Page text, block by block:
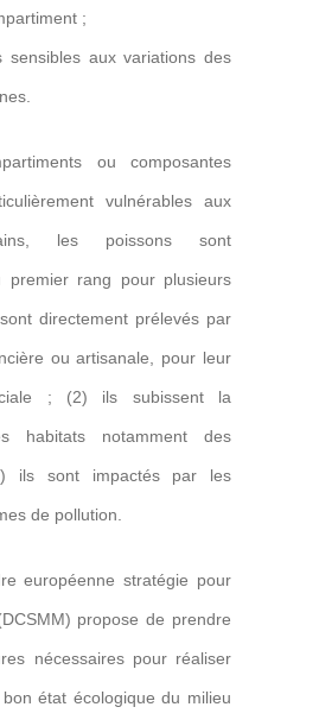
;
sensibles aux variations des
ou composantes
vulnérables aux
les poissons sont
premier rang pour plusieurs
directement prélevés par
ou artisanale, pour leur
; (2) ils subissent la
habitats notamment des
ils sont impactés par les
de pollution.
européenne stratégie pour
propose de prendre
nécessaires pour réaliser
état écologique du milieu